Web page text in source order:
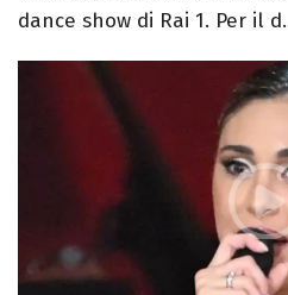
dance show di Rai 1. Per il